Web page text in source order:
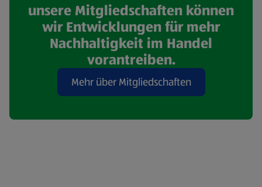
unsere Mitgliedschaften können
wir Entwicklungen für mehr
Nachhaltigkeit im Handel
vorantreiben.
Mehr über Mitgliedschaften